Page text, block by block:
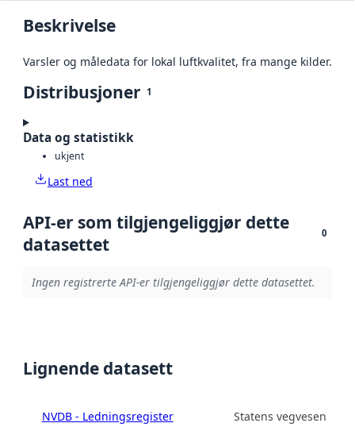
Beskrivelse
Varsler og måledata for lokal luftkvalitet, fra mange kilder.
Distribusjoner 1
Data og statistikk
ukjent
Last ned
API-er som tilgjengeliggjør dette
datasettet
0
Ingen registrerte API-er tilgjengeliggjør dette datasettet.
Lignende datasett
NVDB - Ledningsregister Statens vegvesen